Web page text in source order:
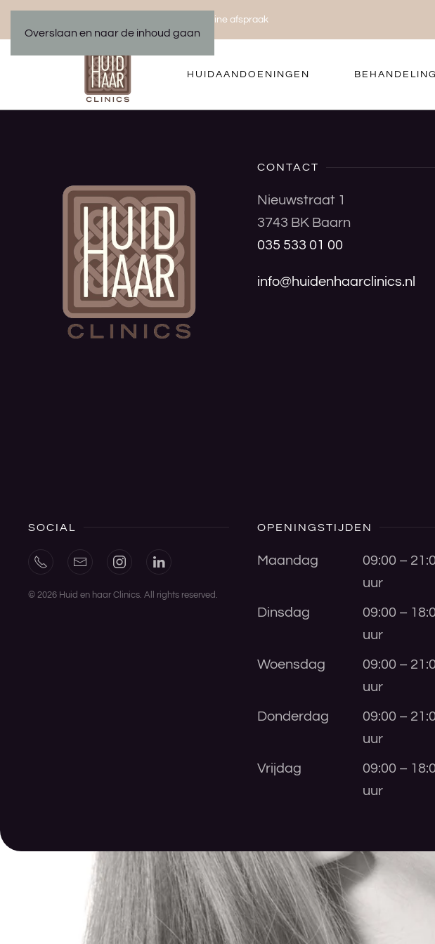
Overslaan en naar de inhoud gaan
Maak een online afspraak
HUIDAANDOENINGEN
CONTACT
Nieuwstraat 1
3743 BK Baarn
035 533 01 00
info@huidenhaarclinics.nl
SOCIAL
© 2026 Huid en haar Clinics. All rights reserved.
OPENINGSTIJDEN
Maandag
09:00 –
uur
Dinsdag
09:00 –
uur
Woensdag
09:00 –
uur
Donderdag
09:00 –
uur
Vrijdag
09:00 –
uur